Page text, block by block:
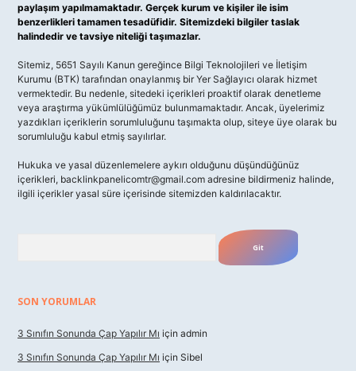
paylaşım yapılmamaktadır. Gerçek kurum ve kişiler ile isim
benzerlikleri tamamen tesadüfidir. Sitemizdeki bilgiler taslak
halindedir ve tavsiye niteliği taşımazlar.
Sitemiz, 5651 Sayılı Kanun gereğince Bilgi Teknolojileri ve İletişim
Kurumu (BTK) tarafından onaylanmış bir Yer Sağlayıcı olarak hizmet
vermektedir. Bu nedenle, sitedeki içerikleri proaktif olarak denetleme
veya araştırma yükümlülüğümüz bulunmamaktadır. Ancak, üyelerimiz
yazdıkları içeriklerin sorumluluğunu taşımakta olup, siteye üye olarak bu
sorumluluğu kabul etmiş sayılırlar.
Hukuka ve yasal düzenlemelere aykırı olduğunu düşündüğünüz
içerikleri, backlinkpanelicomtr@gmail.com adresine bildirmeniz halinde,
ilgili içerikler yasal süre içerisinde sitemizden kaldırılacaktır.
SON YORUMLAR
3 Sınıfın Sonunda Çap Yapılır Mı için admin
3 Sınıfın Sonunda Çap Yapılır Mı için Sibel